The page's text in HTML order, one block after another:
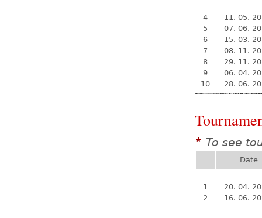
4
11. 05.
5
07. 06.
6
15. 03.
7
08. 11.
8
29. 11.
9
06. 04.
10
28. 06.
* To see
Date
1
20. 04.
2
16. 06.